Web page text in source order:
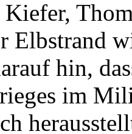
Elbstrand
hin,
im